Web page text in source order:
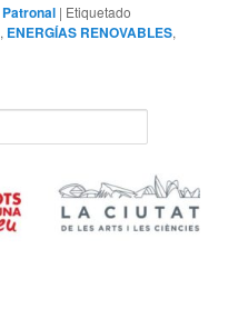
Patronal | Etiquetado
, ENERGÍAS RENOVABLES,